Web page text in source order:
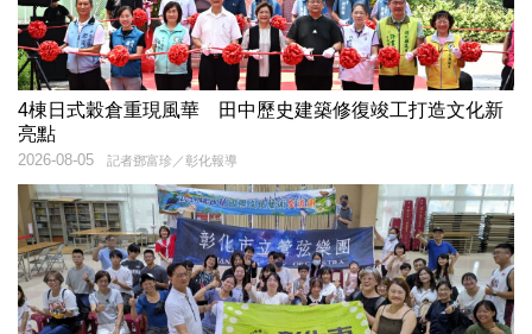
4棟日式穀倉重現風華 田中歷史建築修復竣工打造文化新
亮點
記者鄧富珍／彰化報導
2026-08-05